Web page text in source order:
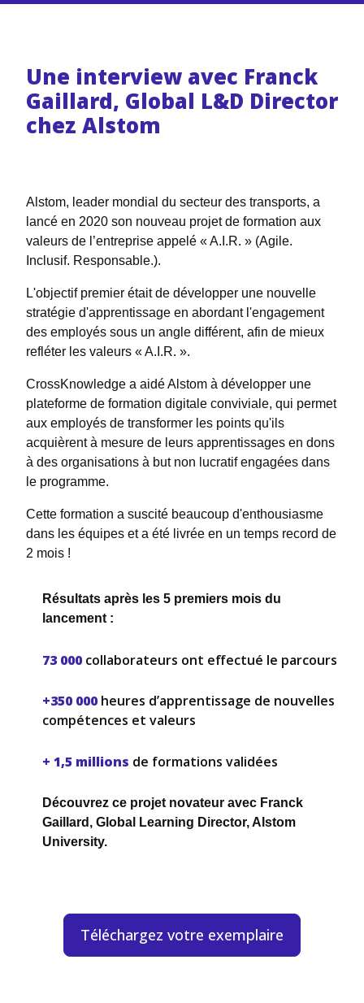
Une interview avec Franck
Gaillard, Global L&D Director
chez Alstom
Alstom, leader mondial du secteur des transports, a
lancé en 2020 son nouveau projet de formation aux
valeurs de l’entreprise appelé « A.I.R. » (Agile.
Inclusif. Responsable.).
L'objectif premier était de développer une nouvelle
stratégie d'apprentissage en abordant l'engagement
des employés sous un angle différent, afin de mieux
refléter les valeurs « A.I.R. ».
CrossKnowledge a aidé Alstom à développer une
plateforme de formation digitale conviviale, qui permet
aux employés de transformer les points qu'ils
acquièrent à mesure de leurs apprentissages en dons
à des organisations à but non lucratif engagées dans
le programme.
Cette formation a suscité beaucoup d'enthousiasme
dans les équipes et a été livrée en un temps record de
2 mois !
Résultats après les 5 premiers mois du
lancement :
73 000 collaborateurs ont effectué le parcours
+350 000 heures d’apprentissage de nouvelles
compétences et valeurs
+ 1,5 millions de formations validées
Découvrez ce projet novateur avec Franck
Gaillard, Global Learning Director, Alstom
University.
Téléchargez votre exemplaire